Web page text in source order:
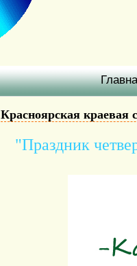
Красноярская краевая
"Праздник